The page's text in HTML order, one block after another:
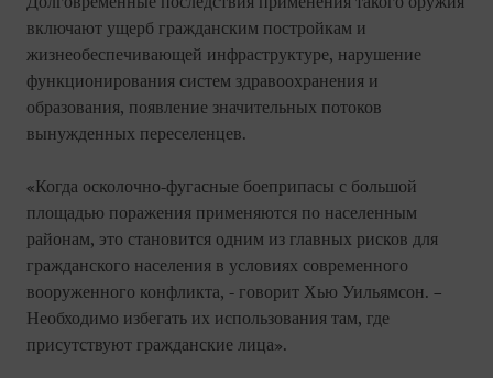
включают ущерб гражданским постройкам и
жизнеобеспечивающей инфраструктуре, нарушение
функционирования систем здравоохранения и
образования, появление значительных потоков
вынужденных переселенцев.
«Когда осколочно-фугасные боеприпасы с большой
площадью поражения применяются по населенным
районам, это становится одним из главных рисков для
гражданского населения в условиях современного
вооруженного конфликта, - говорит Хью Уильямсон. –
Необходимо избегать их использования там, где
присутствуют гражданские лица».